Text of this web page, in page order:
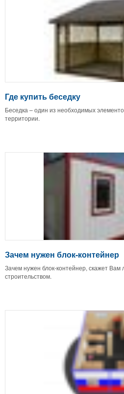
Где купить беседку
Беседка – один из необходимых
территории.
Зачем нужен блок-контейнер
Зачем нужен блок-контейнер, скажет
строительством.